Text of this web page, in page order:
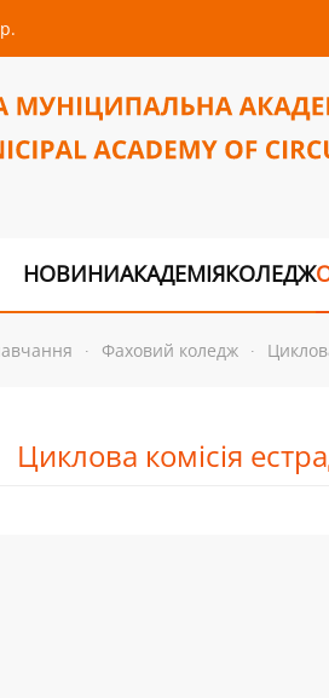
НОВИНИАКАДЕМІЯКОЛЕДЖ
Фаховий коледж
Циклова комісія